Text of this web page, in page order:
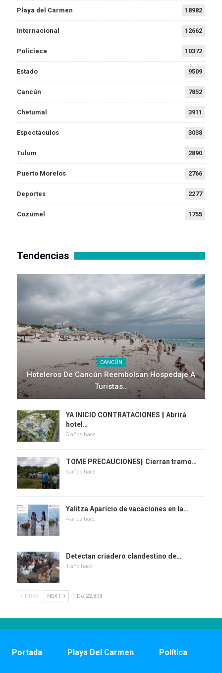
Playa del Carmen 18982
Internacional 12662
Policiaca 10372
Estado 9509
Cancún 7852
Chetumal 3911
Espectáculos 3038
Tulum 2890
Puerto Morelos 2766
Deportes 2277
Cozumel 1755
Tendencias
CANCÚN
Hoteleros De Cancún Reembolsan Hospedaje A
Turistas…
YA INICIO CONTRATACIONES || Abrirá
hotel…
5 años hace
TOME PRECAUCIONES|| Cierran tramo…
5 años hace
Yalitza Aparicio de vacaciones en la…
4 años hace
Detectan criadero clandestino de…
1 año hace
PREV NEXT 1 De 22,808
Portada Playa Del Carmen Política